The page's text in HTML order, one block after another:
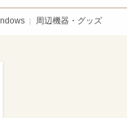
周辺機器・グッズ